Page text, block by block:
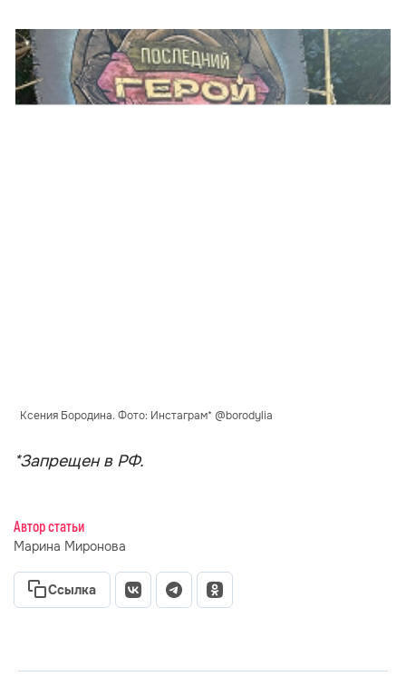
Ксения Бородина. Фото: Инстаграм* @borodylia
*Запрещен в РФ.
Автор статьи
Марина Миронова
Ссылка